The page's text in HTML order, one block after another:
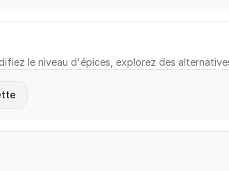
le niveau d'épices, explorez des